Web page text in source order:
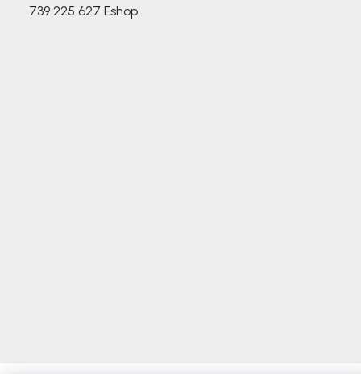
739 225 627 Eshop